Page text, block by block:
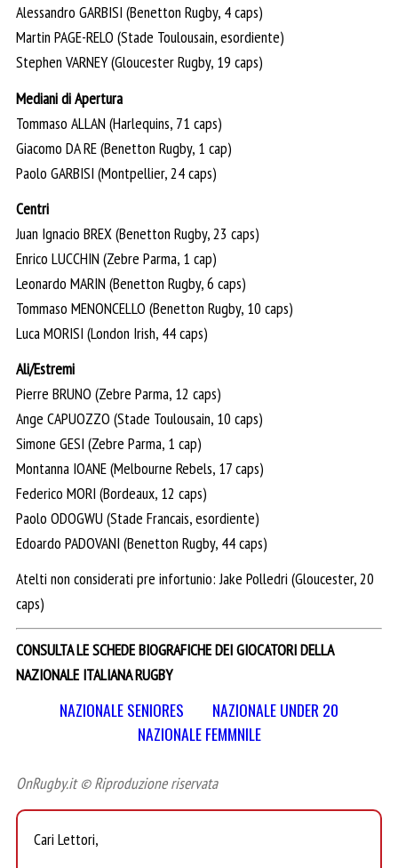
Alessandro GARBISI (Benetton Rugby, 4 caps)
Martin PAGE-RELO (Stade Toulousain, esordiente)
Stephen VARNEY (Gloucester Rugby, 19 caps)
Mediani di Apertura
Tommaso ALLAN (Harlequins, 71 caps)
Giacomo DA RE (Benetton Rugby, 1 cap)
Paolo GARBISI (Montpellier, 24 caps)
Centri
Juan Ignacio BREX (Benetton Rugby, 23 caps)
Enrico LUCCHIN (Zebre Parma, 1 cap)
Leonardo MARIN (Benetton Rugby, 6 caps)
Tommaso MENONCELLO (Benetton Rugby, 10 caps)
Luca MORISI (London Irish, 44 caps)
Ali/Estremi
Pierre BRUNO (Zebre Parma, 12 caps)
Ange CAPUOZZO (Stade Toulousain, 10 caps)
Simone GESI (Zebre Parma, 1 cap)
Montanna IOANE (Melbourne Rebels, 17 caps)
Federico MORI (Bordeaux, 12 caps)
Paolo ODOGWU (Stade Francais, esordiente)
Edoardo PADOVANI (Benetton Rugby, 44 caps)
Atelti non considerati pre infortunio: Jake Polledri (Gloucester, 20
caps)
CONSULTA LE SCHEDE BIOGRAFICHE DEI GIOCATORI DELLA
NAZIONALE ITALIANA RUGBY
NAZIONALE SENIORES
NAZIONALE UNDER 20
NAZIONALE FEMMNILE
OnRugby.it © Riproduzione riservata
Cari Lettori,